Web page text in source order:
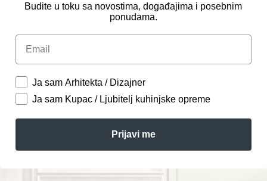
Budite u toku sa novostima, događajima i posebnim
ponudama.
Email
Ja sam Arhitekta / Dizajner
Ja sam Kupac / Ljubitelj kuhinjske opreme
Prijavi me